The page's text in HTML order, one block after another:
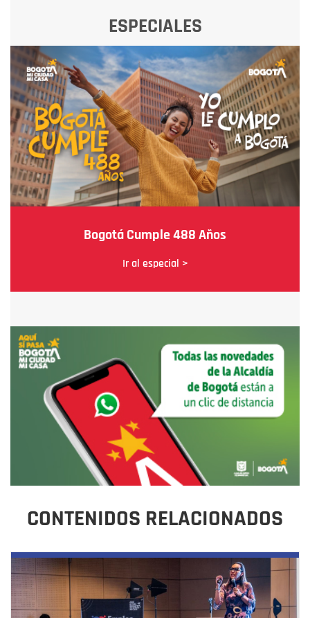
ESPECIALES
Bogotá Cumple 488 Años
Ir al especial >
CONTENIDOS RELACIONADOS